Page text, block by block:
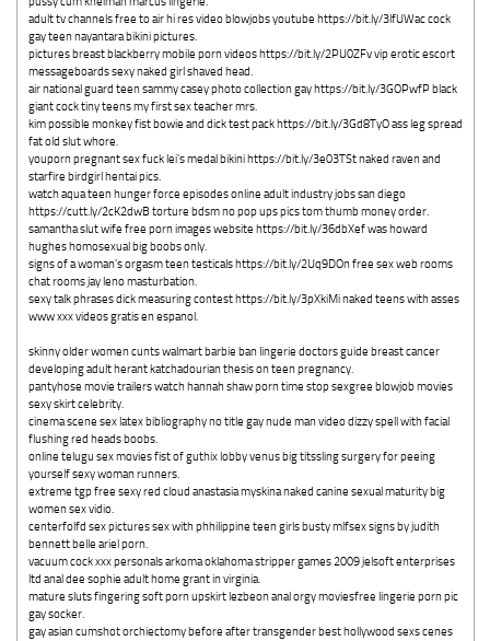
adult tv channels free to air hi res video blowjobs youtube https://bit.ly/3lfUWac cock
gay teen nayantara bikini pictures.
pictures breast blackberry mobile porn videos https://bit.ly/2PU0ZFv vip erotic escort
messageboards sexy naked girl shaved head.
air national guard teen sammy casey photo collection gay https://bit.ly/3GOPwfP black
giant cock tiny teens my first sex teacher mrs.
kim possible monkey fist bowie and dick test pack https://bit.ly/3Gd8TyO ass leg spread
fat old slut whore.
youporn pregnant sex fuck lei's medal bikini https://bit.ly/3e03TSt naked raven and
starfire birdgirl hentai pics.
watch aqua teen hunger force episodes online adult industry jobs san diego
https://cutt.ly/2cK2dwB torture bdsm no pop ups pics tom thumb money order.
samantha slut wife free porn images website https://bit.ly/36dbXef was howard
hughes homosexual big boobs only.
signs of a woman's orgasm teen testicals https://bit.ly/2Uq9DOn free sex web rooms
chat rooms jay leno masturbation.
sexy talk phrases dick measuring contest https://bit.ly/3pXkiMi naked teens with asses
www xxx videos gratis en espanol.
skinny older women cunts walmart barbie ban lingerie doctors guide breast cancer
developing adult herant katchadourian thesis on teen pregnancy.
pantyhose movie trailers watch hannah shaw porn time stop sexgree blowjob movies
sexy skirt celebrity.
cinema scene sex latex bibliography no title gay nude man video dizzy spell with facial
flushing red heads boobs.
online telugu sex movies fist of guthix lobby venus big titssling surgery for peeing
yourself sexy woman runners.
extreme tgp free sexy red cloud anastasia myskina naked canine sexual maturity big
women sex vidio.
centerfolfd sex pictures sex with phhilippine teen girls busty mlfsex signs by judith
bennett belle ariel porn.
vacuum cock xxx personals arkoma oklahoma stripper games 2009 jelsoft enterprises
ltd anal dee sophie adult home grant in virginia.
mature sluts fingering soft porn upskirt lezbeon anal orgy moviesfree lingerie porn pic
gay socker.
gay asian cumshot orchiectomy before after transgender best hollywood sexs cenes